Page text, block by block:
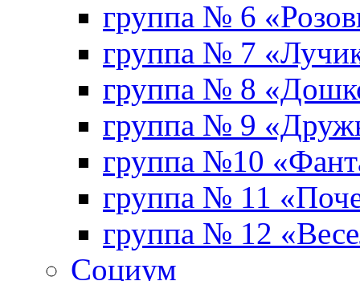
группа № 6
группа № 7
группа № 8
группа № 9
группа №10
группа № 11
группа № 12
Социум